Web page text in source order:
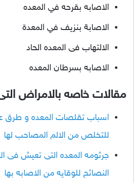
الاصابه بقرحه في المعده
الاصابة بنزيف في المعدة
الالتهاب فى المعده الحاد
الاصابه بسرطان المعده
مقالات خاصه بالامراض
اسباب تقلصات المعده و طرق
للتخلص من الالم المصاحب لها
جرثومه المعده التى تعيش فى
النصائح للوقايه من الاصابه بها